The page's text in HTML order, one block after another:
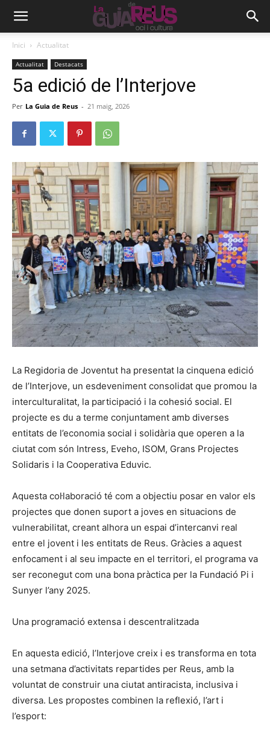
Inici Actualitat
Actualitat Destacats
5a edició de l’Interjove
Per La Guia de Reus - 21 maig, 2026
La Regidoria de Joventut ha presentat la cinquena edició
de l’Interjove, un esdeveniment consolidat que promou la
interculturalitat, la participació i la cohesió social. El
projecte es du a terme conjuntament amb diverses
entitats de l’economia social i solidària que operen a la
ciutat com són Intress, Eveho, ISOM, Grans Projectes
Solidaris i la Cooperativa Eduvic.
Aquesta col·laboració té com a objectiu posar en valor els
projectes que donen suport a joves en situacions de
vulnerabilitat, creant alhora un espai d’intercanvi real
entre el jovent i les entitats de Reus. Gràcies a aquest
enfocament i al seu impacte en el territori, el programa va
ser reconegut com una bona pràctica per la Fundació Pi i
Sunyer l’any 2025.
Una programació extensa i descentralitzada
En aquesta edició, l’Interjove creix i es transforma en tota
una setmana d’activitats repartides per Reus, amb la
voluntat de construir una ciutat antiracista, inclusiva i
diversa. Les propostes combinen la reflexió, l’art i
l’esport: